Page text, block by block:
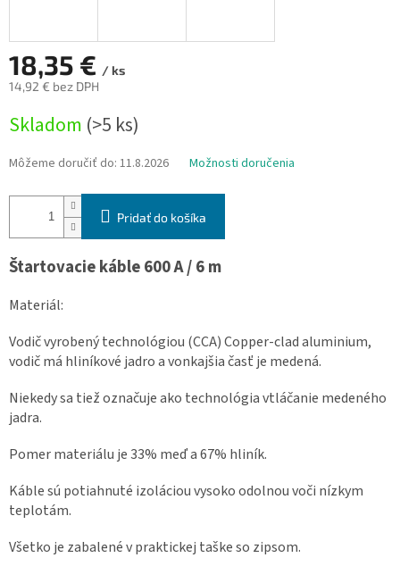
18,35 € / ks
14,92 € bez DPH
cena:
Skladom (>5 ks)
Môžeme doručiť do: 11.8.2026 Možnosti doručenia
Pridať do košíka
Štartovacie káble 600 A / 6 m
Materiál:
Vodič vyrobený technológiou (CCA) Copper-clad aluminium,
vodič má hliníkové jadro a vonkajšia časť je medená.
Niekedy sa tiež označuje ako technológia vtláčanie medeného
jadra.
Pomer materiálu je 33% meď a 67% hliník.
Káble sú potiahnuté izoláciou vysoko odolnou voči nízkym
teplotám.
Všetko je zabalené v praktickej taške so zipsom.